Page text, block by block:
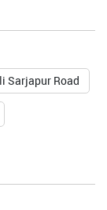
Sarjapur Road